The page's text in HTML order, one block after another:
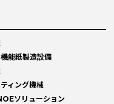
能紙製造設備
ィング機械
ソリューション